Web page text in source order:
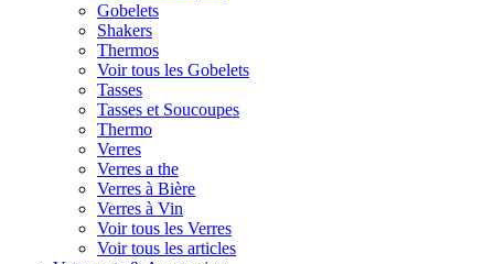
Gobelets
Shakers
Thermos
Voir tous les Gobelets
Tasses
Tasses et Soucoupes
Thermo
Verres
Verres a the
Verres à Bière
Verres à Vin
Voir tous les Verres
Voir tous les articles